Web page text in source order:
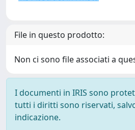
File in questo prodotto:
Non ci sono file associati a
I documenti in IRIS sono
tutti i diritti sono riservati,
indicazione.